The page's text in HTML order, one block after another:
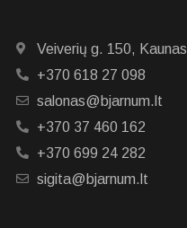
Veiverių g. 150, Kaunas
+370 618 27 098
salonas@bjarnum.lt
+370 37 460 162
+370 699 24 282
sigita@bjarnum.lt